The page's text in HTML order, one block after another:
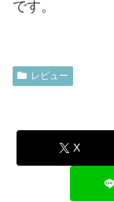
です。
レビュー
X